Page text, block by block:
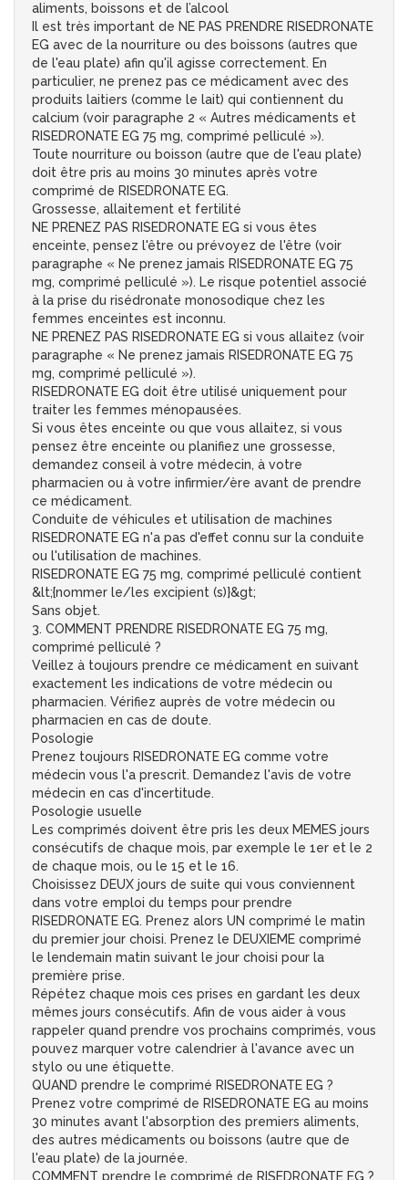
aliments, boissons et de l’alcool
Il est très important de NE PAS PRENDRE RISEDRONATE
EG avec de la nourriture ou des boissons (autres que
de l'eau plate) afin qu'il agisse correctement. En
particulier, ne prenez pas ce médicament avec des
produits laitiers (comme le lait) qui contiennent du
calcium (voir paragraphe 2 « Autres médicaments et
RISEDRONATE EG 75 mg, comprimé pelliculé »).
Toute nourriture ou boisson (autre que de l'eau plate)
doit être pris au moins 30 minutes après votre
comprimé de RISEDRONATE EG.
Grossesse, allaitement et fertilité
NE PRENEZ PAS RISEDRONATE EG si vous êtes
enceinte, pensez l'être ou prévoyez de l'être (voir
paragraphe « Ne prenez jamais RISEDRONATE EG 75
mg, comprimé pelliculé »). Le risque potentiel associé
à la prise du risédronate monosodique chez les
femmes enceintes est inconnu.
NE PRENEZ PAS RISEDRONATE EG si vous allaitez (voir
paragraphe « Ne prenez jamais RISEDRONATE EG 75
mg, comprimé pelliculé »).
RISEDRONATE EG doit être utilisé uniquement pour
traiter les femmes ménopausées.
Si vous êtes enceinte ou que vous allaitez, si vous
pensez être enceinte ou planifiez une grossesse,
demandez conseil à votre médecin, à votre
pharmacien ou à votre infirmier/ère avant de prendre
ce médicament.
Conduite de véhicules et utilisation de machines
RISEDRONATE EG n'a pas d'effet connu sur la conduite
ou l'utilisation de machines.
RISEDRONATE EG 75 mg, comprimé pelliculé contient
&lt;{nommer le/les excipient (s)}&gt;
Sans objet.
3. COMMENT PRENDRE RISEDRONATE EG 75 mg,
comprimé pelliculé ?
Veillez à toujours prendre ce médicament en suivant
exactement les indications de votre médecin ou
pharmacien. Vérifiez auprès de votre médecin ou
pharmacien en cas de doute.
Posologie
Prenez toujours RISEDRONATE EG comme votre
médecin vous l'a prescrit. Demandez l'avis de votre
médecin en cas d'incertitude.
Posologie usuelle
Les comprimés doivent être pris les deux MEMES jours
consécutifs de chaque mois, par exemple le 1er et le 2
de chaque mois, ou le 15 et le 16.
Choisissez DEUX jours de suite qui vous conviennent
dans votre emploi du temps pour prendre
RISEDRONATE EG. Prenez alors UN comprimé le matin
du premier jour choisi. Prenez le DEUXIEME comprimé
le lendemain matin suivant le jour choisi pour la
première prise.
Répétez chaque mois ces prises en gardant les deux
mêmes jours consécutifs. Afin de vous aider à vous
rappeler quand prendre vos prochains comprimés, vous
pouvez marquer votre calendrier à l'avance avec un
stylo ou une étiquette.
QUAND prendre le comprimé RISEDRONATE EG ?
Prenez votre comprimé de RISEDRONATE EG au moins
30 minutes avant l'absorption des premiers aliments,
des autres médicaments ou boissons (autre que de
l'eau plate) de la journée.
COMMENT prendre le comprimé de RISEDRONATE EG ?